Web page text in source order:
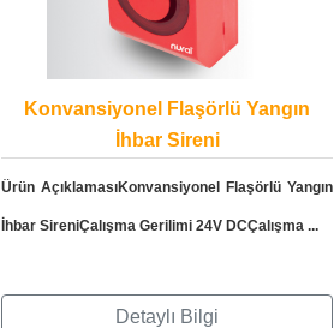
Konvansiyonel Flaşörlü Yangın
İhbar Sireni
Ürün AçıklamasıKonvansiyonel Flaşörlü Yangın
İhbar SireniÇalışma Gerilimi 24V DCÇalışma ...
Detaylı Bilgi